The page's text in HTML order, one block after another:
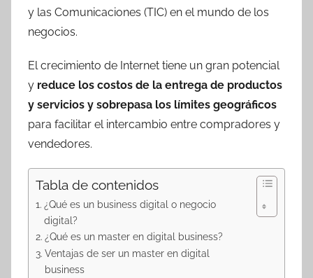
y las Comunicaciones (TIC) en el mundo de los
negocios.
El crecimiento de Internet tiene un gran potencial
y reduce los costos de la entrega de productos
y servicios y sobrepasa los límites geográficos
para facilitar el intercambio entre compradores y
vendedores.
Tabla de contenidos
¿Qué es un business digital o negocio
digital?
¿Qué es un master en digital business?
Ventajas de ser un master en digital
business